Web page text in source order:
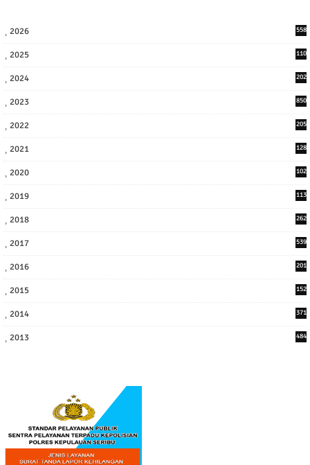
2026 558
2025
110
2024
202
2023 850
2022
205
2021
128
2020
102
2019
113
2018
262
2017
539
2016
201
2015 152
2014 371
2013 484